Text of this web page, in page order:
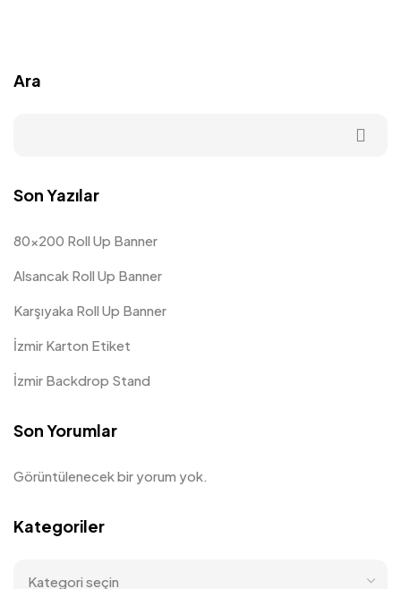
Ara
Son Yazılar
80×200 Roll Up Banner
Alsancak Roll Up Banner
Karşıyaka Roll Up Banner
İzmir Karton Etiket
İzmir Backdrop Stand
Son Yorumlar
Görüntülenecek bir yorum yok.
Kategoriler